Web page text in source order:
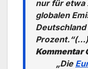
nur für etwa
globalen
Prozent.“(…)
Kommentar
„Die